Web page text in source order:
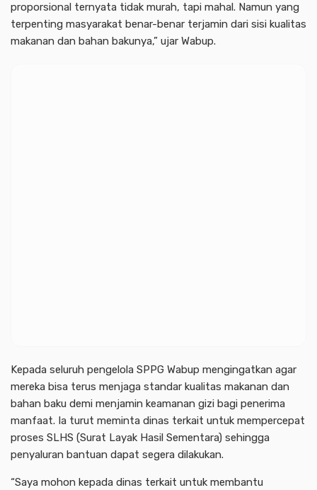
proporsional ternyata tidak murah, tapi mahal. Namun yang
terpenting masyarakat benar-benar terjamin dari sisi kualitas
makanan dan bahan bakunya,” ujar Wabup.
Kepada seluruh pengelola SPPG Wabup mengingatkan agar
mereka bisa terus menjaga standar kualitas makanan dan
bahan baku demi menjamin keamanan gizi bagi penerima
manfaat. Ia turut meminta dinas terkait untuk mempercepat
proses SLHS (Surat Layak Hasil Sementara) sehingga
penyaluran bantuan dapat segera dilakukan.
“Saya mohon kepada dinas terkait untuk membantu